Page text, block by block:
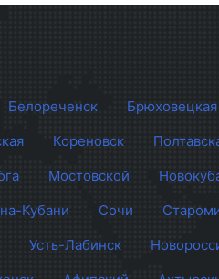
Белореченск Брюховецкая
Кореновск
Мостовской
Кубани Сочи
Усть-Лабинск